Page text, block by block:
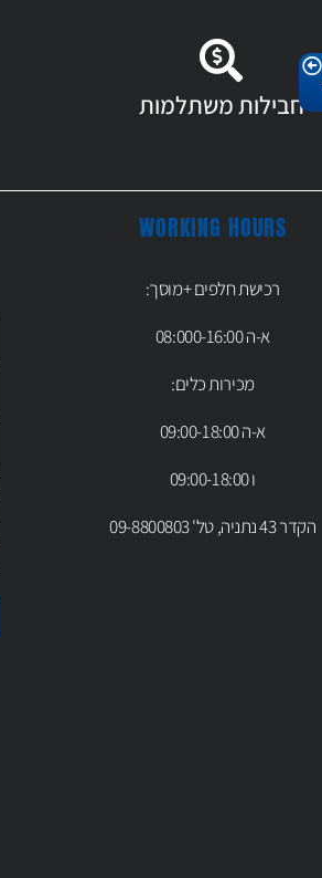
חבילות משתלמות
WORKING HOURS
רכישת חלפים +מוסך:
א-ה 08:000-16:00
מכירות כלים:
א-ה 09:00-18:00
ו 09:00-18:00
הקדר 43 נתניה, טל' 09-8800803